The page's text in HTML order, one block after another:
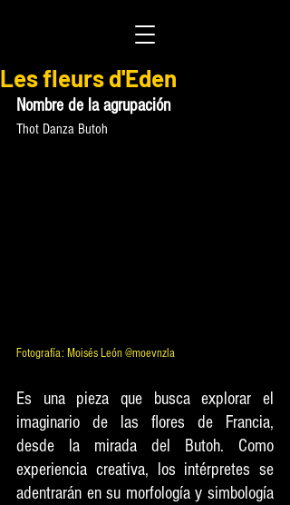
Les fleurs d'Eden
Nombre de la agrupación
Thot Danza Butoh
Fotografía: Moisés León @moevnzla
Es una pieza que busca explorar el
imaginario de las flores de Francia,
desde la mirada del Butoh. Como
experiencia creativa, los intérpretes se
adentrarán en su morfología y simbología